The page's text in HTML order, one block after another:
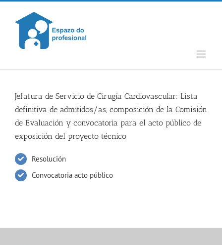
Skip
content
Jefatura de Servicio de Cirugía Cardiovascular: Lista
definitiva de admitidos/as, composición de la Comisión
de Evaluación y convocatoria para el acto público de
exposición del proyecto técnico
Resolución
Convocatoria acto público